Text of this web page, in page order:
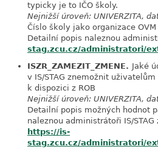
typicky je to IČO školy.
Nejnižší úroveň: UNIVERZITA,
Číslo školy jako organizace
Detailní popis naleznou
stag.zcu.cz/administratori/
ISZR_ZAMEZIT_ZMENE. Jaké
v IS/STAG znemožnit
k dispozici z ROB
Nejnižší úroveň: UNIVERZITA,
Detailní popis možných hodnot
naleznou administrátoři IS/
https://is-
stag.zcu.cz/administratori/